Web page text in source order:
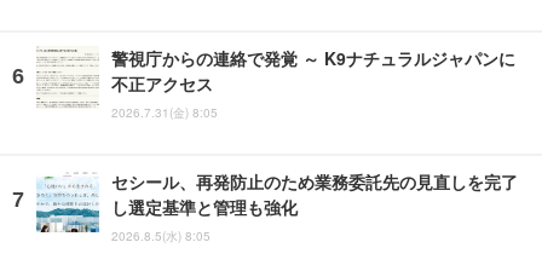
警視庁からの連絡で発覚 ～ K9ナチュラルジャパンに
不正アクセス
2026.7.31(金) 8:05
セシール、再発防止のため業務委託先の見直しを完了
し選定基準と管理も強化
2026.8.5(水) 8:05